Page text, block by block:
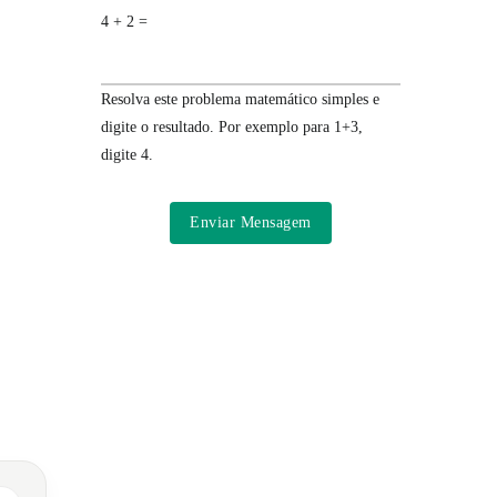
4 + 2 =
Resolva este problema matemático simples e
digite o resultado. Por exemplo para 1+3,
digite 4.